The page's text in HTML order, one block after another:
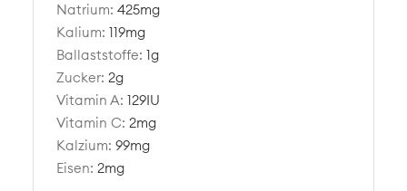
Natrium:425mg
Kalium:119mg
Ballaststoffe:1g
Zucker:2g
Vitamin A:129IU
Vitamin C:2mg
Kalzium:99mg
Eisen:2mg